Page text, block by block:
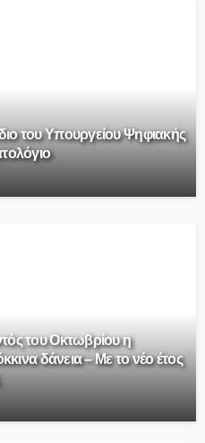
του Υπουργείου Ψηφιακής
του Οκτωβρίου η
δάνεια – Με το νέο έτος